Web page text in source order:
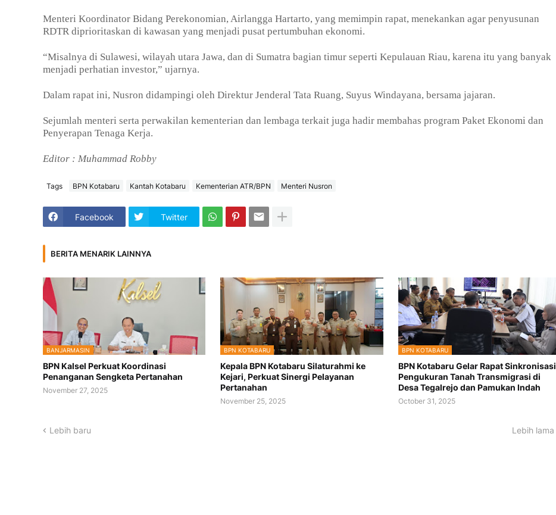
Menteri Koordinator Bidang Perekonomian, Airlangga Hartarto, yang memimpin rapat, menekankan agar penyusunan
RDTR diprioritaskan di kawasan yang menjadi pusat pertumbuhan ekonomi.
“Misalnya di Sulawesi, wilayah utara Jawa, dan di Sumatra bagian timur seperti Kepulauan Riau, karena itu yang banyak
menjadi perhatian investor,” ujarnya.
Dalam rapat ini, Nusron didampingi oleh Direktur Jenderal Tata Ruang, Suyus Windayana, bersama jajaran.
Sejumlah menteri serta perwakilan kementerian dan lembaga terkait juga hadir membahas program Paket Ekonomi dan
Penyerapan Tenaga Kerja.
Editor : Muhammad Robby
Tags BPN Kotabaru Kantah Kotabaru Kementerian ATR/BPN Menteri Nusron
Facebook Twitter
BERITA MENARIK LAINNYA
BANJARMASIN
BPN Kalsel Perkuat Koordinasi
Penanganan Sengketa Pertanahan
November 27, 2025
BPN KOTABARU
Kepala BPN Kotabaru Silaturahmi ke
Kejari, Perkuat Sinergi Pelayanan
Pertanahan
November 25, 2025
BPN KOTABARU
BPN Kotabaru Gelar Rapat Sinkronisasi
Pengukuran Tanah Transmigrasi di
Desa Tegalrejo dan Pamukan Indah
October 31, 2025
Lebih baru Lebih lama